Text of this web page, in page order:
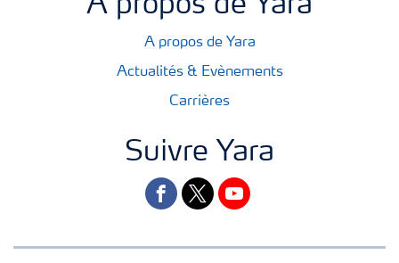
A propos de Yara
A propos de Yara
Actualités & Evènements
Carrières
Suivre Yara
facebooktwitteryoutube